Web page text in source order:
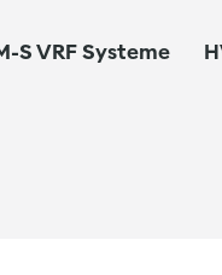
S VRF Systeme